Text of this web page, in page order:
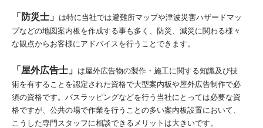
「防災士」 は特に当社では避難所マップや津波災害ハザードマッ
プなどの地図案内板を作成する事も多く、防災、減災に関わる様々
な観点からお客様にアドバイスを行うことできます。
「屋外広告士」 は屋外広告物の製作・施工に関する知識及び技
術を有することを認定された資格で大型案内板や屋外広告制作で必
須の資格です。バスラッピングなどを行う当社にとっては必要な資
格ですが、公共の場で作業を行うことの多い案内板設置において、
こうした専門スタッフに相談できるメリットは大きいです。